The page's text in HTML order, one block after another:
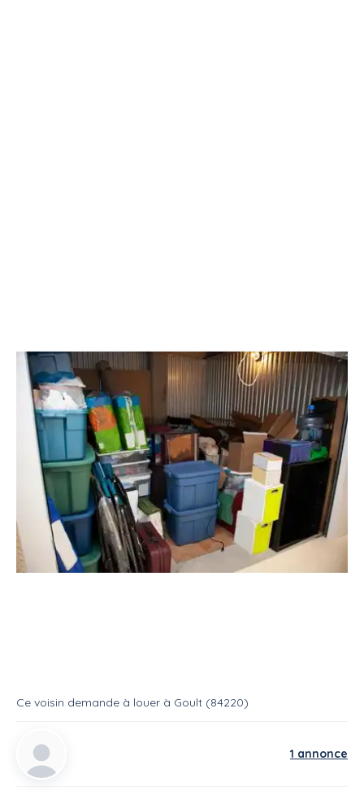
Location Parking & box Garde meubles
Cherche garde meuble (6 mois)
Location Garde meuble
Ce voisin demande à louer à Goult (84220)
1 annonce